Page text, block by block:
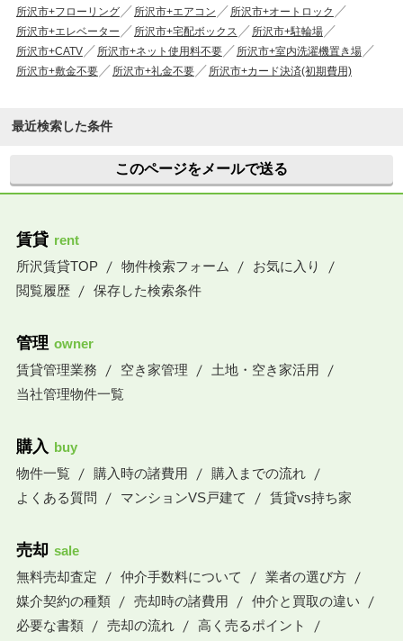
所沢市+フローリング
所沢市+エアコン
所沢市+オートロック
所沢市+エレベーター
所沢市+宅配ボックス
所沢市+駐輪場
所沢市+CATV
所沢市+ネット使用料不要
所沢市+室内洗濯機置き場
所沢市+敷金不要
所沢市+礼金不要 所沢市+カード決済(初期費用)
最近検索した条件
このページをメールで送る
賃貸 rent
所沢賃貸TOP
物件検索フォーム
お気に入り
閲覧履歴
保存した検索条件
管理 owner
賃貸管理業務
空き家管理
土地・空き家活用
当社管理物件一覧
購入 buy
物件一覧
購入時の諸費用
購入までの流れ
よくある質問
マンションVS戸建て 賃貸vs持ち家
売却 sale
無料売却査定
仲介手数料について
業者の選び方
媒介契約の種類
売却時の諸費用
仲介と買取の違い
必要な書類
売却の流れ
高く売るポイント